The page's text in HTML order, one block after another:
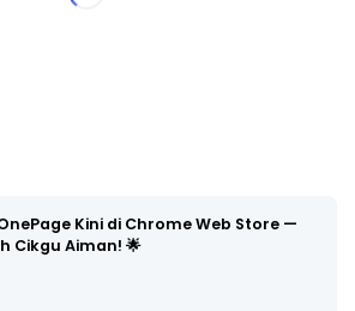
OnePage Kini di Chrome Web Store —
Cikgu Aiman! 🌟